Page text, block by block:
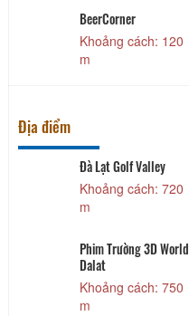
BeerCorner
Khoảng cách: 120
m
Địa điểm
Đà Lạt Golf Valley
Khoảng cách: 720
m
Phim Trường 3D World
Dalat
Khoảng cách: 750
m